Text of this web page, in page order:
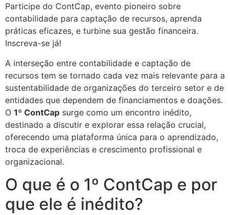
Participe do ContCap, evento pioneiro sobre
contabilidade para captação de recursos, aprenda
práticas eficazes, e turbine sua gestão financeira.
Inscreva-se já!
A interseção entre contabilidade e captação de
recursos tem se tornado cada vez mais relevante para a
sustentabilidade de organizações do terceiro setor e de
entidades que dependem de financiamentos e doações.
O 1º ContCap surge como um encontro inédito,
destinado a discutir e explorar essa relação crucial,
oferecendo uma plataforma única para o aprendizado,
troca de experiências e crescimento profissional e
organizacional.
O que é o 1º ContCap e por
que ele é inédito?